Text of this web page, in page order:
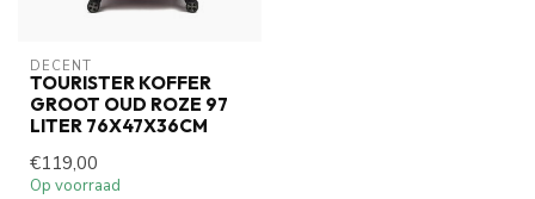
DECENT
TOURISTER KOFFER
GROOT OUD ROZE 97
LITER 76X47X36CM
€119,00
Op voorraad